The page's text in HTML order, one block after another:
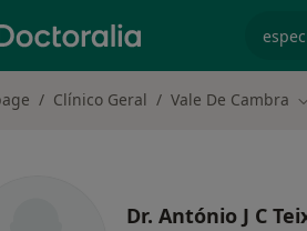
Clínico Geral Vale De Cambra
Dr. António J C